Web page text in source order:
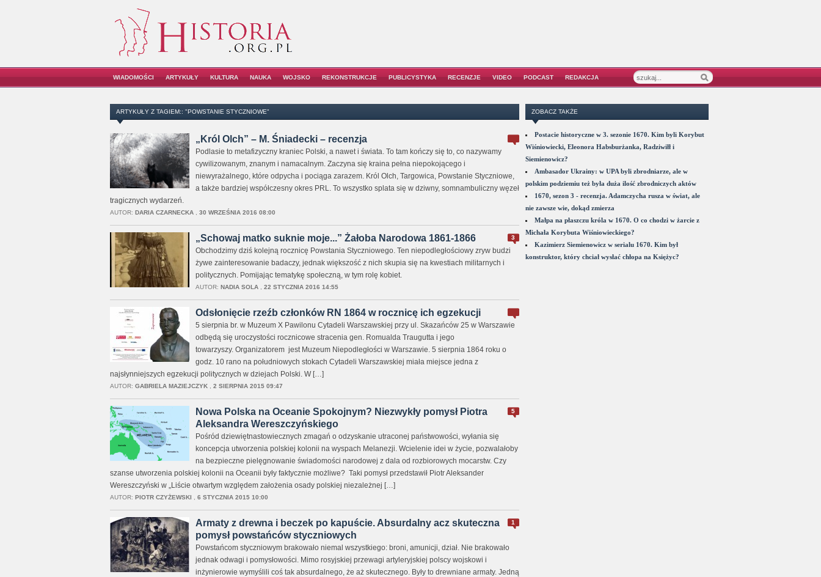
WIADOMOŚCI ARTYKUŁY KULTURA NAUKA WOJSKO REKONSTRUKCJE PUBLICYSTYKA RECENZJE VIDEO PODCAST REDAKCJA
ARTYKUŁY Z TAGIEM:: "POWSTANIE STYCZNIOWE"
„Król Olch” – M. Śniadecki – recenzja
Podlasie to metafizyczny kraniec Polski, a nawet i świata. To tam kończy się to, co nazywamy
cywilizowanym, znanym i namacalnym. Zaczyna się kraina pełna niepokojącego i
niewyrażalnego, które odpycha i pociąga zarazem. Król Olch, Targowica, Powstanie Styczniowe,
a także bardziej współczesny okres PRL. To wszystko splata się w dziwny, somnambuliczny węzeł
tragicznych wydarzeń.
AUTOR: DARIA CZARNECKA, 30 WRZEŚNIA 2016 08:00
3
„Schowaj matko suknie moje...” Żałoba Narodowa 1861-1866
Obchodzimy dziś kolejną rocznicę Powstania Styczniowego. Ten niepodległościowy zryw budzi
żywe zainteresowanie badaczy, jednak większość z nich skupia się na kwestiach militarnych i
politycznych. Pomijając tematykę społeczną, w tym rolę kobiet.
AUTOR: NADIA SOLA, 22 STYCZNIA 2016 14:55
Odsłonięcie rzeźb członków RN 1864 w rocznicę ich egzekucji
5 sierpnia br. w Muzeum X Pawilonu Cytadeli Warszawskiej przy ul. Skazańców 25 w Warszawie
odbędą się uroczystości rocznicowe stracenia gen. Romualda Traugutta i jego
towarzyszy. Organizatorem jest Muzeum Niepodległości w Warszawie. 5 sierpnia 1864 roku o
godz. 10 rano na południowych stokach Cytadeli Warszawskiej miała miejsce jedna z
najsłynniejszych egzekucji politycznych w dziejach Polski. W […]
AUTOR: GABRIELA MAZIEJCZYK, 2 SIERPNIA 2015 09:47
5
Nowa Polska na Oceanie Spokojnym? Niezwykły pomysł Piotra
Aleksandra Wereszczyńskiego
Pośród dziewiętnastowiecznych zmagań o odzyskanie utraconej państwowości, wyłania się
koncepcja utworzenia polskiej kolonii na wyspach Melanezji. Wcielenie idei w życie, pozwalałoby
na bezpieczne pielęgnowanie świadomości narodowej z dala od rozbiorowych mocarstw. Czy
szanse utworzenia polskiej kolonii na Oceanii były faktycznie możliwe? Taki pomysł przedstawił Piotr Aleksander
Wereszczyński w „Liście otwartym względem założenia osady polskiej niezależnej […]
AUTOR: PIOTR CZYŻEWSKI 6 STYCZNIA 2015 10:00
1
Armaty z drewna i beczek po kapuście. Absurdalny acz skuteczna
pomysł powstańców styczniowych
Powstańcom styczniowym brakowało niemal wszystkiego: broni, amunicji, dział. Nie brakowało
jednak odwagi i pomysłowości. Mimo rosyjskiej przewagi artyleryjskiej polscy wojskowi i
inżynierowie wymyślili coś tak absurdalnego, że aż skutecznego. Były to drewniane armaty. Jedną
ZOBACZ TAKŻE
Postacie historyczne w 3. sezonie 1670. Kim byli Korybut
Wiśniowiecki, Eleonora Habsburżanka, Radziwiłł i
Siemienowicz?
Ambasador Ukrainy: w UPA byli zbrodniarze, ale w
polskim podziemiu też była duża ilość zbrodniczych aktów
1670, sezon 3 - recenzja. Adamczycha rusza w świat, ale
nie zawsze wie, dokąd zmierza
Małpa na płaszczu króla w 1670. O co chodzi w żarcie z
Michała Korybuta Wiśniowieckiego?
Kazimierz Siemienowicz w serialu 1670. Kim był
konstruktor, który chciał wysłać chłopa na Księżyc?